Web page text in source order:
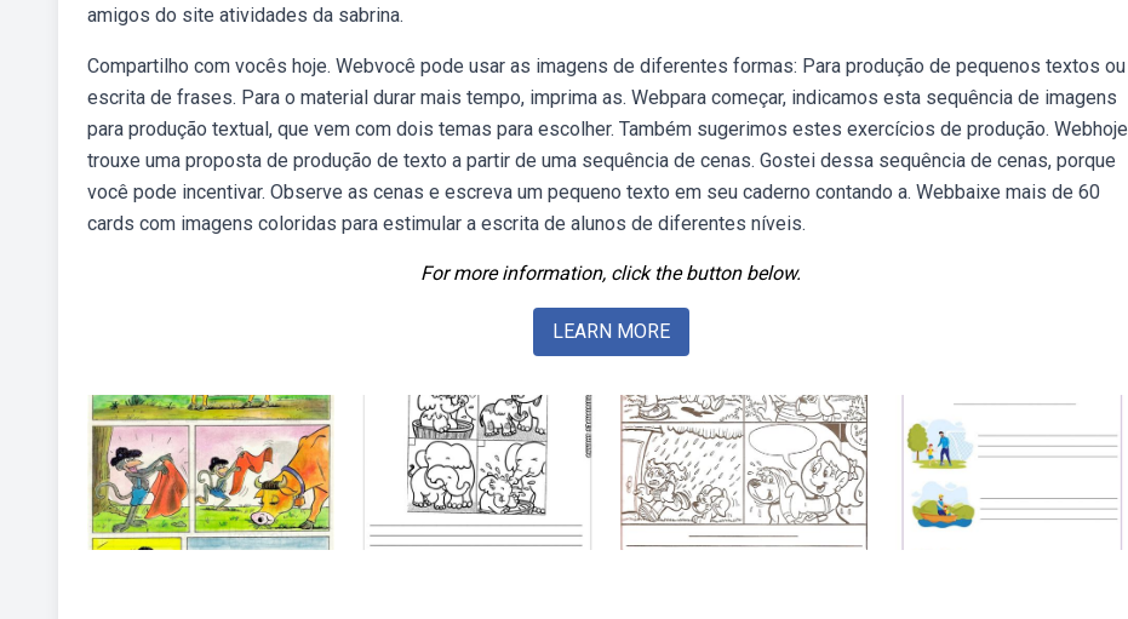
amigos do site atividades da sabrina.
Compartilho com vocês hoje. Webvocê pode usar as imagens de diferentes formas: Para produção de pequenos textos ou
escrita de frases. Para o material durar mais tempo, imprima as. Webpara começar, indicamos esta sequência de imagens
para produção textual, que vem com dois temas para escolher. Também sugerimos estes exercícios de produção. Webhoje
trouxe uma proposta de produção de texto a partir de uma sequência de cenas. Gostei dessa sequência de cenas, porque
você pode incentivar. Observe as cenas e escreva um pequeno texto em seu caderno contando a. Webbaixe mais de 60
cards com imagens coloridas para estimular a escrita de alunos de diferentes níveis.
For more information, click the button below.
LEARN MORE